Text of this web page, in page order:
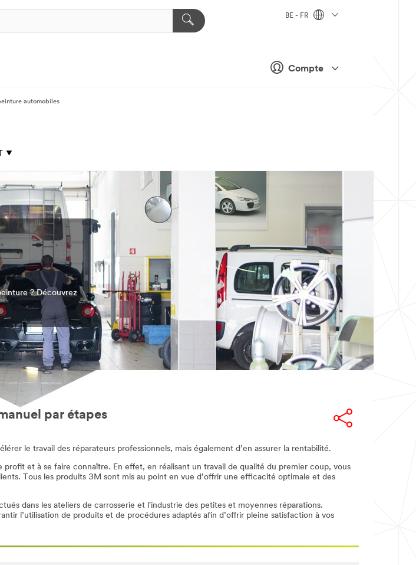
Compte
BE - FR
automobiles
? Découvrez
par étapes
le travail des réparateurs professionnels, mais également d’en assurer la rentabilité.
et à se faire connaître. En effet, en réalisant un travail de qualité du premier coup, vous
Tous les produits 3M sont mis au point en vue d’offrir une efficacité optimale et des
dans les ateliers de carrosserie et l'industrie des petites et moyennes réparations.
l’utilisation de produits et de procédures adaptés afin d’offrir pleine satisfaction à vos